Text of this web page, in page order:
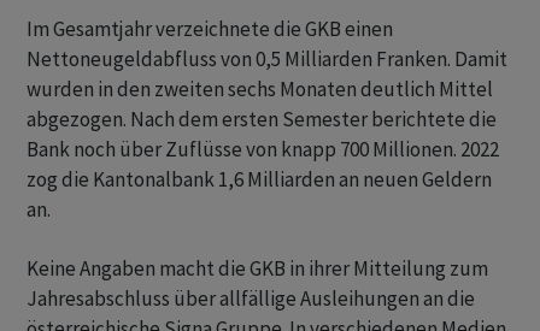
Im Gesamtjahr verzeichnete die GKB einen
Nettoneugeldabfluss von 0,5 Milliarden Franken. Damit
wurden in den zweiten sechs Monaten deutlich Mittel
abgezogen. Nach dem ersten Semester berichtete die
Bank noch über Zuflüsse von knapp 700 Millionen. 2022
zog die Kantonalbank 1,6 Milliarden an neuen Geldern
an.
Keine Angaben macht die GKB in ihrer Mitteilung zum
Jahresabschluss über allfällige Ausleihungen an die